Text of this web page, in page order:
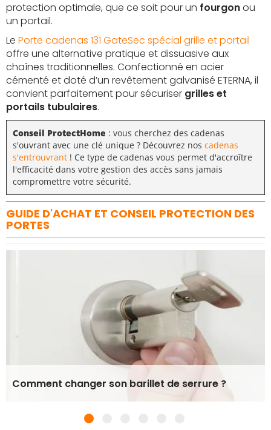
protection optimale, que ce soit pour un fourgonou
un portail.
Le Porte cadenas 131 GateSec spécial grille et portail
offre une alternative pratique et dissuasive aux
chaînes traditionnelles. Confectionné en acier
cémenté et doté d’un revêtement galvanisé ETERNA, il
convient parfaitement pour sécuriser grilles et
portails tubulaires.
Conseil ProtectHome : vous cherchez des cadenas
s'ouvrant avec une clé unique ? Découvrez nos cadenas
s'entrouvrant ! Ce type de cadenas vous permet d'accroître
l'efficacité dans votre gestion des accès sans jamais
compromettre votre sécurité.
GUIDE D'ACHAT ET CONSEIL PROTECTION DES
PORTES
Comment changer son barillet de serrure ?